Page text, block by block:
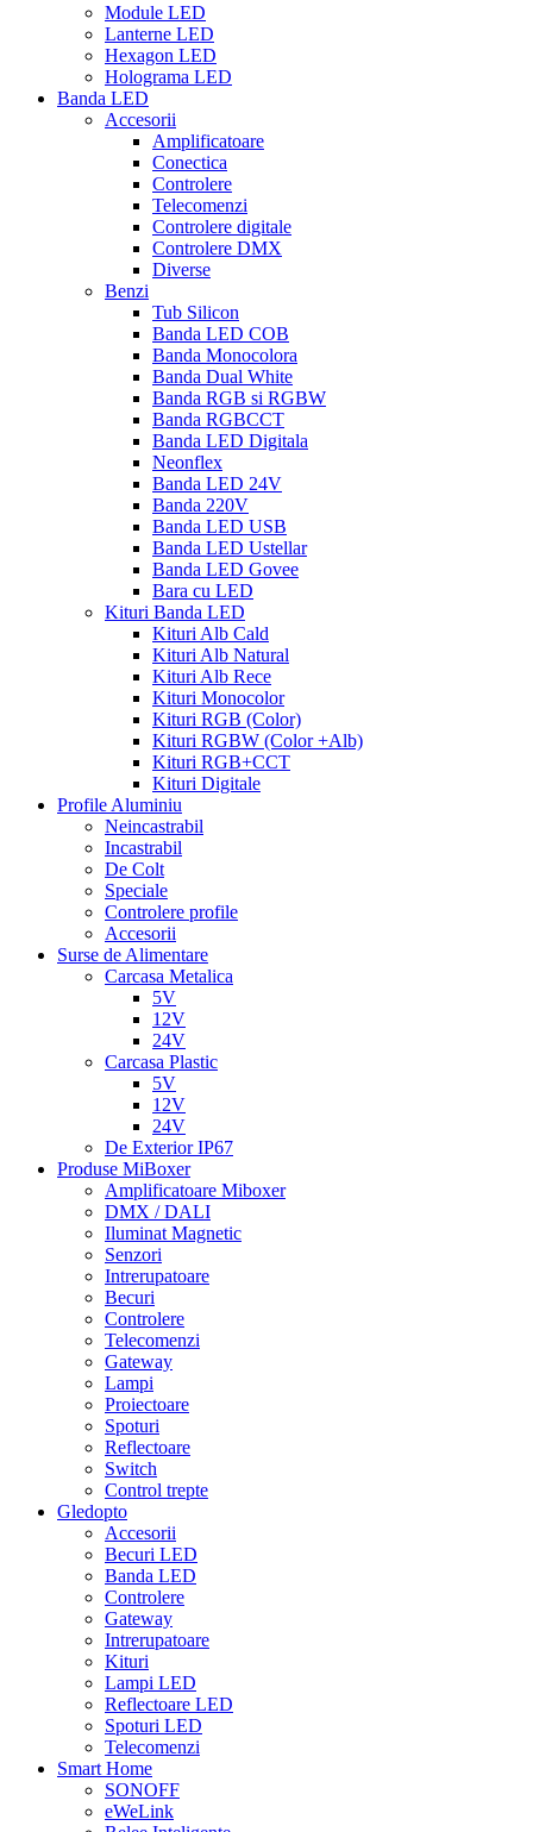
Module LED
Lanterne LED
Hexagon LED
Holograma LED
Banda LED
Accesorii
Amplificatoare
Conectica
Controlere
Telecomenzi
Controlere digitale
Controlere DMX
Diverse
Benzi
Tub Silicon
Banda LED COB
Banda Monocolora
Banda Dual White
Banda RGB si RGBW
Banda RGBCCT
Banda LED Digitala
Neonflex
Banda LED 24V
Banda 220V
Banda LED USB
Banda LED Ustellar
Banda LED Govee
Bara cu LED
Kituri Banda LED
Kituri Alb Cald
Kituri Alb Natural
Kituri Alb Rece
Kituri Monocolor
Kituri RGB (Color)
Kituri RGBW (Color +Alb)
Kituri RGB+CCT
Kituri Digitale
Profile Aluminiu
Neincastrabil
Incastrabil
De Colt
Speciale
Controlere profile
Accesorii
Surse de Alimentare
Carcasa Metalica
5V
12V
24V
Carcasa Plastic
5V
12V
24V
De Exterior IP67
Produse MiBoxer
Amplificatoare Miboxer
DMX / DALI
Iluminat Magnetic
Senzori
Intrerupatoare
Becuri
Controlere
Telecomenzi
Gateway
Lampi
Proiectoare
Spoturi
Reflectoare
Switch
Control trepte
Gledopto
Accesorii
Becuri LED
Banda LED
Controlere
Gateway
Intrerupatoare
Kituri
Lampi LED
Reflectoare LED
Spoturi LED
Telecomenzi
Smart Home
SONOFF
eWeLink